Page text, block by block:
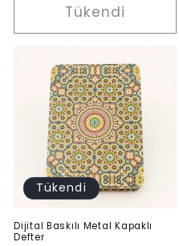
Tükendi
Tükendi
Dijital Baskılı Metal Kapaklı
Defter